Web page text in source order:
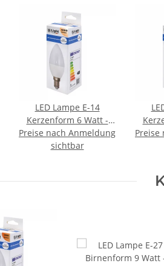
LED Lampe E-14
Kerzenform 6 Watt -
neutralweiß (4000 K)
Preise nach Anmeldung
sichtbar
Preise